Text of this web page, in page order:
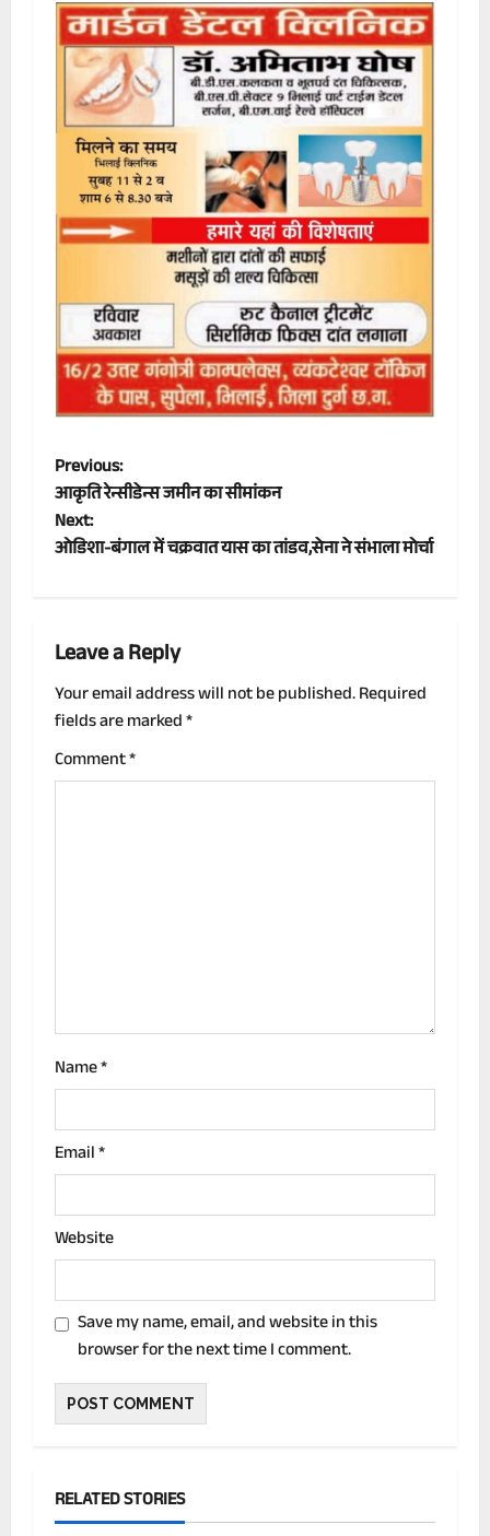
P
o
s
n
a
v
i
o
n
Previous:
आकृति रेन्सीडेन्स जमीन का सीमांकन
Next:
ओडिशा-बंगाल में चक्रवात यास का तांडव,सेना ने संभाला मोर्चा
Leave a Reply
Your email address will not be published.Required
fields are marked*
Comment*
Name*
Email*
Website
Save my name, email, and website in this
browser for the next time I comment.
RELATED STORIES
देश